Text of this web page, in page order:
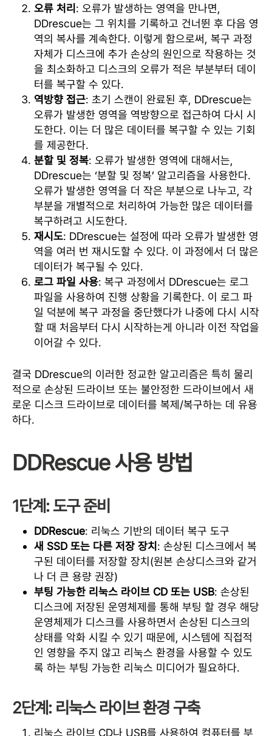
오류 처리 : 오류가 발생하는 영역을 만나면,
DDrescue는 그 위치를 기록하고 건너뛴 후 다음 영
역의 복사를 계속한다. 이렇게 함으로써, 복구 과정
자체가 디스크에 추가 손상의 원인으로 작용하는 것
을 최소화하고 디스크의 오류가 적은 부분부터 데이
터를 복구할 수 있다.
역방향 접근: 초기 스캔이 완료된 후, DDrescue는
오류가 발생한 영역을 역방향으로 접근하여 다시 시
도한다. 이는 더 많은 데이터를 복구할 수 있는 기회
를 제공한다.
분할 및 정복: 오류가 발생한 영역에 대해서는,
DDrescue는 ‘분할 및 정복’ 알고리즘을 사용한다.
오류가 발생한 영역을 더 작은 부분으로 나누고, 각
부분을 개별적으로 처리하여 가능한 많은 데이터를
복구하려고 시도한다.
재시도: DDrescue는 설정에 따라 오류가 발생한 영
역을 여러 번 재시도할 수 있다. 이 과정에서 더 많은
데이터가 복구될 수 있다.
로그 파일 사용: 복구 과정에서 DDrescue는 로그
파일을 사용하여 진행 상황을 기록한다. 이 로그 파
일 덕분에 복구 과정을 중단했다가 나중에 다시 시작
할 때 처음부터 다시 시작하는게 아니라 이전 작업을
이어갈 수 있다.
결국 DDrescue의 이러한 정교한 알고리즘은 특히 물리
적으로 손상된 드라이브 또는 불안정한 드라이브에서 새
로운 디스크 드라이브로 데이터를 복제/복구하는 데 유용
하다.
DDRescue 사용 방법
1단계: 도구 준비
DDRescue: 리눅스 기반의 데이터 복구 도구
새 SSD 또는 다른 저장 장치 : 손상된 디스크에서 복
구된 데이터를 저장할 장치(원본 손상디스크와 같거
나 더 큰 용량 권장)
부팅 가능한 리눅스 라이브 CD 또는 USB: 손상된
디스크에 저장된 운영체제를 통해 부팅 할 경우 해당
운영체제가 디스크를 사용하면서 손상된 디스크의
상태를 악화 시킬 수 있기 때문에, 시스템에 직접적
인 영향을 주지 않고 리눅스 환경을 사용할 수 있도
록 하는 부팅 가능한 리눅스 미디어가 필요하다.
2단계: 리눅스 라이브 환경 구축
리눅스 라이브 CD나 USB를 사용하여 컴퓨터를 부